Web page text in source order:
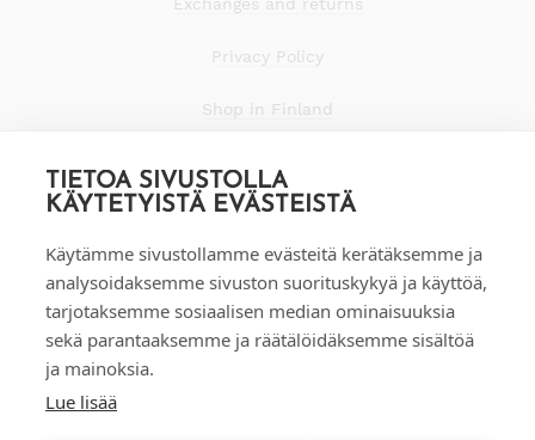
TIETOA SIVUSTOLLA
KÄYTETYISTÄ EVÄSTEISTÄ
Käytämme sivustollamme evästeitä kerätäksemme ja
analysoidaksemme sivuston suorituskykyä ja käyttöä,
tarjotaksemme sosiaalisen median ominaisuuksia
sekä parantaaksemme ja räätälöidäksemme sisältöä
ja mainoksia.
Lue lisää
Privacy Policy
Shop in Finland